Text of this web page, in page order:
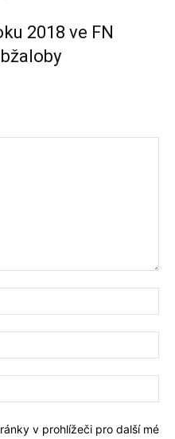
2018 ve FN
v prohlížeči pro další mé